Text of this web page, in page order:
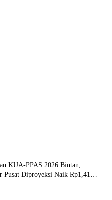
KUA-PPAS 2026 Bintan,
Pusat Diproyeksi Naik Rp1,41